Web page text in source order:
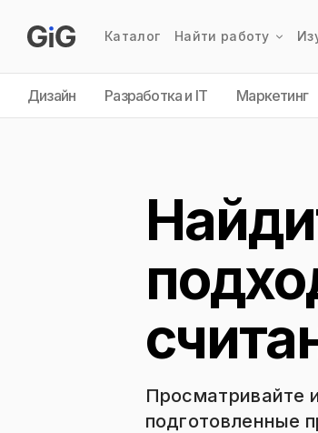
Каталог Найти работу
Дизайн Разработка и IT Маркетинг
Просматривайте
подготовленные